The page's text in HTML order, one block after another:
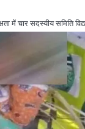
में चार सदस्यीय समिति